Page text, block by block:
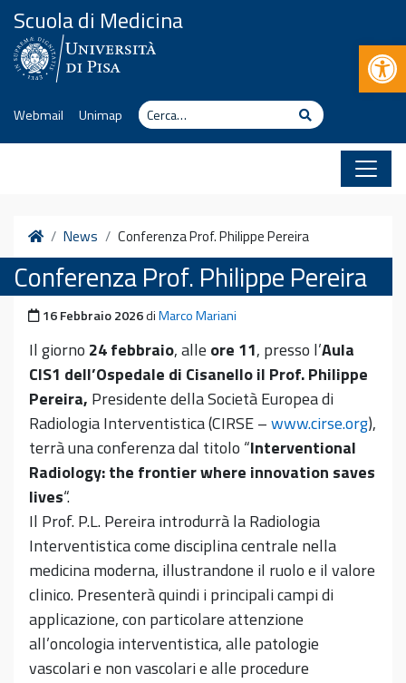
Vai al contenuto
Scuola di Medicina
Webmail Unimap Cerca Cerca
HomeNews Conferenza Prof. Philippe Pereira
Conferenza Prof. Philippe Pereira
Pubblicato il
16 Febbraio 2026diMarco Mariani
Ilgiorno 24 febbraio, alle ore 11, presso l’Aula
CIS1 dell’Ospedale di Cisanelloil Prof. Philippe
Pereira, Presidente della Società Europea di
Radiologia Interventistica (CIRSE –www.cirse.org),
terrà una conferenza dal titolo “Interventional
Radiology: the frontier where innovation saves
lives“.
Il Prof. P.L. Pereira introdurrà la Radiologia
Interventistica come disciplina centrale nella
medicina moderna, illustrandone il ruolo e il valore
clinico. Presenterà quindi i principali campi di
applicazione, con particolare attenzione
all’oncologia interventistica, alle patologie
vascolari e non vascolari e alle procedure